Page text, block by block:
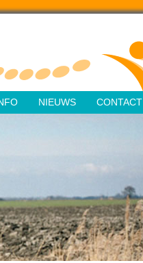
NIEUWS CONTACT